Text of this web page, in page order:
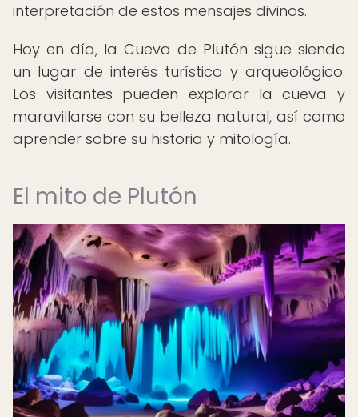
interpretación de estos mensajes divinos.
Hoy en día, la Cueva de Plutón sigue siendo
un lugar de interés turístico y arqueológico.
Los visitantes pueden explorar la cueva y
maravillarse con su belleza natural, así como
aprender sobre su historia y mitología.
El mito de Plutón